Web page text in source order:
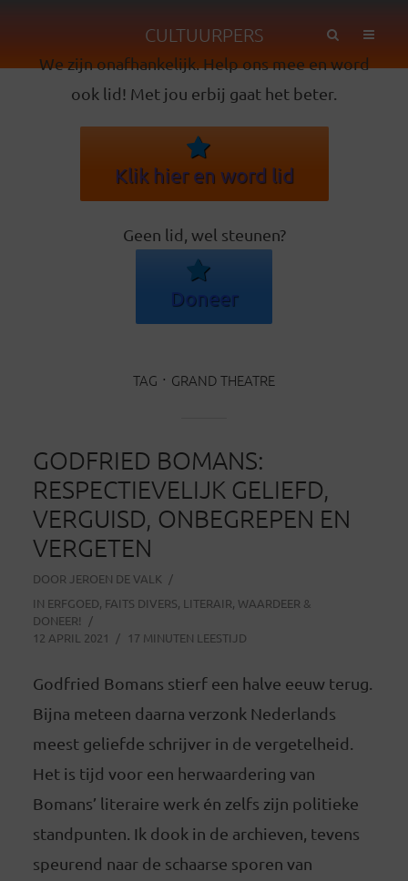
CULTUURPERS
We zijn onafhankelijk. Help ons mee en word
ook lid! Met jou erbij gaat het beter.
Klik hier en word lid
Geen lid, wel steunen?
Doneer
TAG GRAND THEATRE
GODFRIED BOMANS:
RESPECTIEVELIJK GELIEFD,
VERGUISD, ONBEGREPEN EN
VERGETEN
DOOR JEROEN DE VALK
IN ERFGOED, FAITS DIVERS, LITERAIR, WAARDEER &
DONEER!
12 APRIL 2021
17 MINUTEN LEESTIJD
Godfried Bomans stierf een halve eeuw terug.
Bijna meteen daarna verzonk Nederlands
meest geliefde schrijver in de vergetelheid.
Het is tijd voor een herwaardering van
Bomans’ literaire werk én zelfs zijn politieke
standpunten. Ik dook in de archieven, tevens
speurend naar de schaarse sporen van